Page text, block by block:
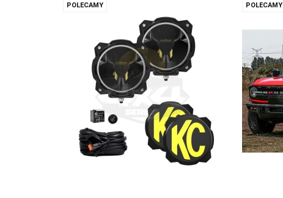
POLECAMY POLECAMY